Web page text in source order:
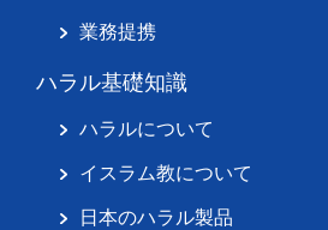
業務提携
ハラル基礎知識
ハラルについて
イスラム教について
日本のハラル製品